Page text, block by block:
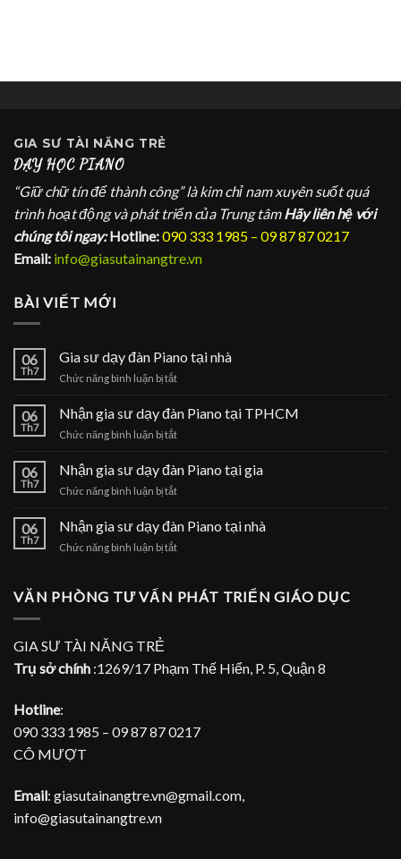
GIA SƯ TÀI NĂNG TRẺ
DẠY HỌC PIANO
“Giữ chữ tín để thành công” là kim chỉ nam xuyên suốt quá
trình hoạt động và phát triển của Trung tâm Hãy liên hệ với
chúng tôi ngay: Hotline:090 333 1985 – 09 87 87 0217
Email: info@giasutainangtre.vn
BÀI VIẾT MỚI
06
Th7
Gia sư dạy đàn Piano tại nhà
Chức năng bình luận bị tắtở
đàn
tại
06
Th7
Nhận gia sư dạy đàn Piano tại TPHCM
Chức năng bình luận bị tắtở
gia
dạy
Piano
06
Th7
Nhận gia sư dạy đàn Piano tại gia
Chức năng bình luận bị tắtở
gia
dạy
tại
06
Th7
Nhận gia sư dạy đàn Piano tại nhà
Chức năng bình luận bị tắtở
sư
nhà
VĂN PHÒNG TƯ VẤN PHÁT TRIỂN GIÁO DỤC
GIA SƯ TÀI NĂNG TRẺ
Trụ sở chính :1269/17 Phạm Thế Hiển, P. 5, Quận 8
Hotline:
090 333 1985 – 09 87 87 0217
CÔ MƯỢT
Email: giasutainangtre.vn@gmail.com,
info@giasutainangtre.vn